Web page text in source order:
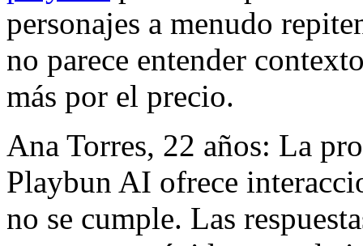
personajes a menudo
no parece entender
más por el precio.
Ana Torres, 22 años: La
Playbun AI ofrece
no se cumple. Las